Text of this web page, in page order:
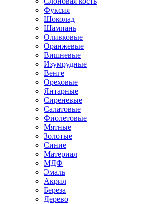
Фуксия
Шоколад
Шампань
Оливковые
Оранжевые
Вишневые
Изумрудные
Венге
Ореховые
Янтарные
Сиреневые
Салатовые
Фиолетовые
Мятные
Золотые
Синие
Материал
МДФ
Эмаль
Акрил
Береза
Дерево